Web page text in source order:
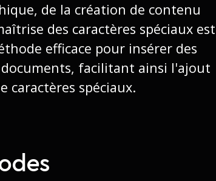
de la création de contenu
des caractères spéciaux est
efficace pour insérer des
documents, facilitant ainsi l'ajout
caractères spéciaux.